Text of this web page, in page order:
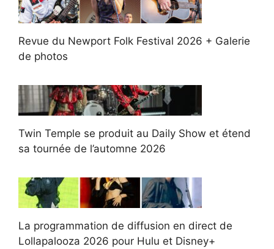
Revue du Newport Folk Festival 2026 + Galerie
de photos
Twin Temple se produit au Daily Show et étend
sa tournée de l’automne 2026
La programmation de diffusion en direct de
Lollapalooza 2026 pour Hulu et Disney+